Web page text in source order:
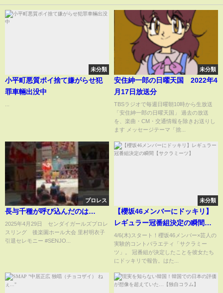
未分類
小平町悪質ポイ捨て嫌がらせ犯
罪車輛出没中
未分類
安住紳一郎の日曜天国 2022年4
月17日放送分
TBSラジオで毎週日曜朝10時から生放送
「安住紳一郎の日曜天国」 過去の放送
を、楽曲・CM・交通情報を除きお送りし
ます メッセージテーマ「捨...
プロレス
長与千種が呼び込んだのは…
2025年4月29日 センダイガールズプロレ
スリング 後楽園ホール大会 里村明衣子
引退セレモニー #SENJO...
未分類
【櫻坂46メンバーにドッキリ】
レギュラー冠番組決定の瞬間
【サクラミーツ】
4/6(木)スタート！櫻坂46メンバー×芸人の
実験的コントバラエティ「サクラミー
ツ」。 冠番組が決定したことを彼女たち
にドッキリで報告。はた...